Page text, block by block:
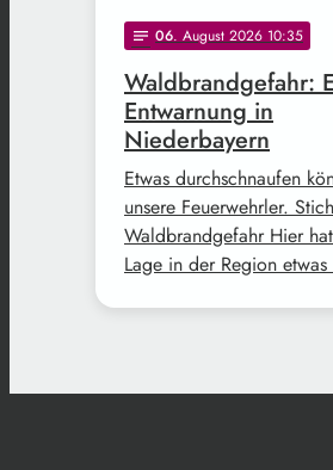
notes 06. August 2026 10:35
Waldbrandgefahr:
Entwarnung in
Niederbayern
Etwas durchschnaufen
unsere Feuerwehrler.
Waldbrandgefahr Hier
Lage in der Region